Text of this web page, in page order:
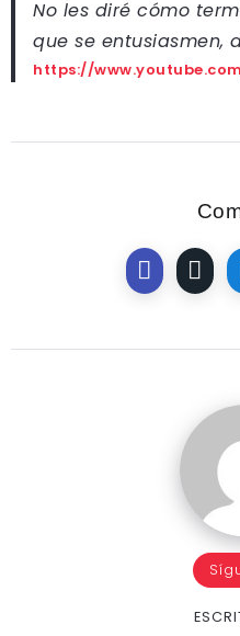
No les diré cómo
que se entusiasmen,
https://